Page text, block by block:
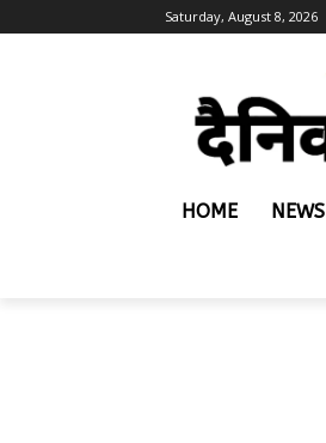
Saturday, August 8, 2026
HOME NEWS